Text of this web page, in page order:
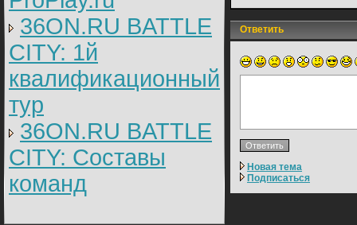
36ON.RU BATTLE
CITY: 1й
квалификационный
тур
36ON.RU BATTLE
CITY: Составы
команд
Ответить
Новая тема
Подписаться